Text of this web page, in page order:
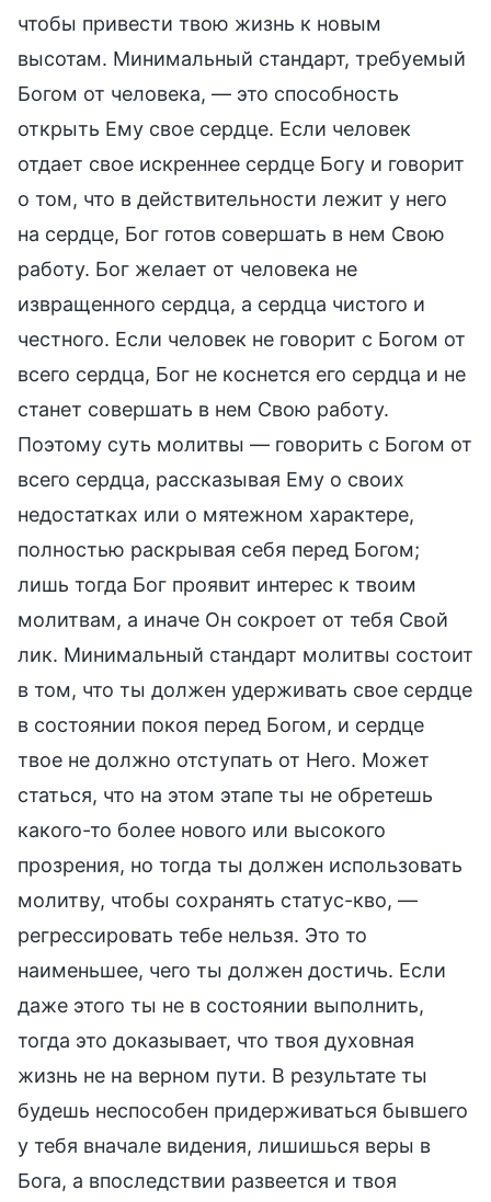
чтобы привести твою жизнь к новым
высотам. Минимальный стандарт, требуемый
Богом от человека, — это способность
открыть Ему свое сердце. Если человек
отдает свое искреннее сердце Богу и говорит
о том, что в действительности лежит у него
на сердце, Бог готов совершать в нем Свою
работу. Бог желает от человека не
извращенного сердца, а сердца чистого и
честного. Если человек не говорит с Богом от
всего сердца, Бог не коснется его сердца и не
станет совершать в нем Свою работу.
Поэтому суть молитвы — говорить с Богом от
всего сердца, рассказывая Ему о своих
недостатках или о мятежном характере,
полностью раскрывая себя перед Богом;
лишь тогда Бог проявит интерес к твоим
молитвам, а иначе Он сокроет от тебя Свой
лик. Минимальный стандарт молитвы состоит
в том, что ты должен удерживать свое сердце
в состоянии покоя перед Богом, и сердце
твое не должно отступать от Него. Может
статься, что на этом этапе ты не обретешь
какого-то более нового или высокого
прозрения, но тогда ты должен использовать
молитву, чтобы сохранять статус-кво, —
регрессировать тебе нельзя. Это то
наименьшее, чего ты должен достичь. Если
даже этого ты не в состоянии выполнить,
тогда это доказывает, что твоя духовная
жизнь не на верном пути. В результате ты
будешь неспособен придерживаться бывшего
у тебя вначале видения, лишишься веры в
Бога, а впоследствии развеется и твоя